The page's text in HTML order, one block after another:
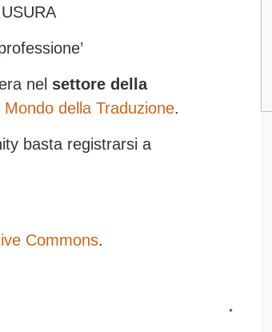
nel settore della
Mondo della Traduzione.
basta registrarsi a
Commons.
*